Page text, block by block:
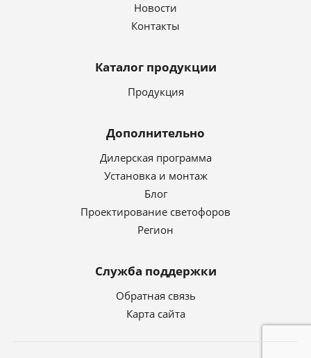
Новости
Контакты
Каталог продукции
Продукция
Дополнительно
Дилерская программа
Установка и монтаж
Блог
Проектирование светофоров
Регион
Служба поддержки
Обратная связь
Карта сайта